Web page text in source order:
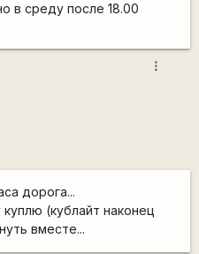
в среду после 18.00
more_vert
дорога...
(кублайт наконец
вместе...